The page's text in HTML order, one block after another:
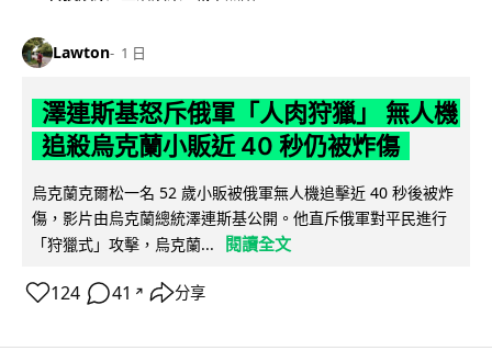
Lawton 1 日
澤連斯基怒斥俄軍「人肉狩獵」 無人機
追殺烏克蘭小販近 40 秒仍被炸傷
烏克蘭克爾松一名 52 歲小販被俄軍無人機追擊近 40 秒後被炸
傷，影片由烏克蘭總統澤連斯基公開。他直斥俄軍對平民進行
「狩獵式」攻擊，烏克蘭...
閱讀全文
124 41 ↗ 分享